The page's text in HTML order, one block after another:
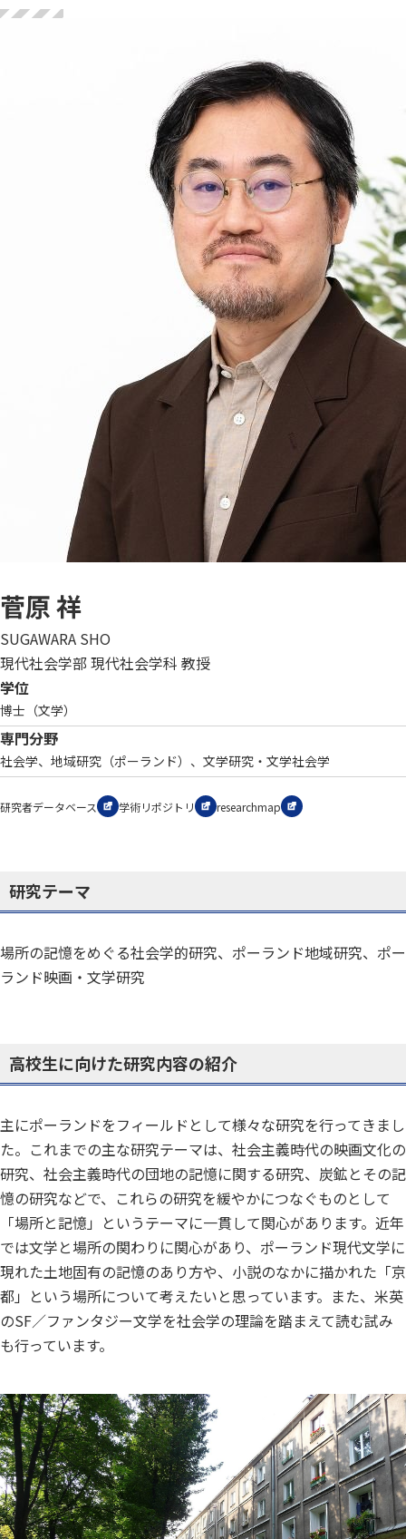
菅原 祥
SUGAWARA SHO
現代社会学部 現代社会学科 教授
学位
博士（文学）
専門分野
社会学、地域研究（ポーランド）、文学研究・文学社会学
研究者データベース 学術リポジトリ researchmap
研究テーマ
場所の記憶をめぐる社会学的研究、ポーランド地域研究、ポー
ランド映画・文学研究
高校生に向けた研究内容の紹介
主にポーランドをフィールドとして様々な研究を行ってきまし
た。これまでの主な研究テーマは、社会主義時代の映画文化の
研究、社会主義時代の団地の記憶に関する研究、炭鉱とその記
憶の研究などで、これらの研究を緩やかにつなぐものとして
「場所と記憶」というテーマに一貫して関心があります。近年
では文学と場所の関わりに関心があり、ポーランド現代文学に
現れた土地固有の記憶のあり方や、小説のなかに描かれた「京
都」という場所について考えたいと思っています。また、米英
のSF／ファンタジー文学を社会学の理論を踏まえて読む試み
も行っています。